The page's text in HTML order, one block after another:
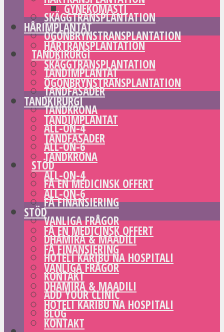
SKÄGGTRANSPLANTATION
ÖGONBRYNSTRANSPLANTATION
TANDKIRURGI
TANDIMPLANTAT
TANDFASADER
TANDKRONA
ALL-ON-4
ALL-ON-6
STÖD
FÅ EN MEDICINSK OFFERT
FÅ FINANSIERING
VANLIGA FRÅGOR
DHAMIRA & MAADILI
HOTELI KARIBU NA HOSPITALI
KONTAKT
ADD YOUR CLINIC
BLOG
GYNEKOMASTI
HÅRIMPLANTAT
HÅRTRANSPLANTATION
SKÄGGTRANSPLANTATION
ÖGONBRYNSTRANSPLANTATION
TANDKIRURGI
TANDIMPLANTAT
TANDFASADER
TANDKRONA
ALL-ON-4
ALL-ON-6
STÖD
FÅ EN MEDICINSK OFFERT
FÅ FINANSIERING
VANLIGA FRÅGOR
DHAMIRA & MAADILI
HOTELI KARIBU NA HOSPITALI
KONTAKT